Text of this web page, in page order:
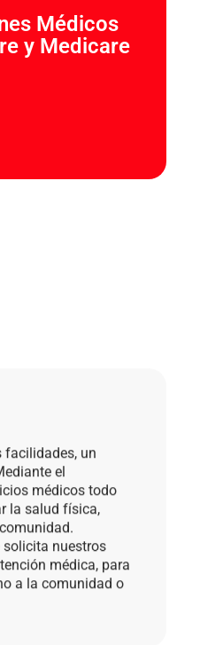
Médicos
y Medicare
el
médicos todo
la salud física,
nuestros
médica, para
a la comunidad o